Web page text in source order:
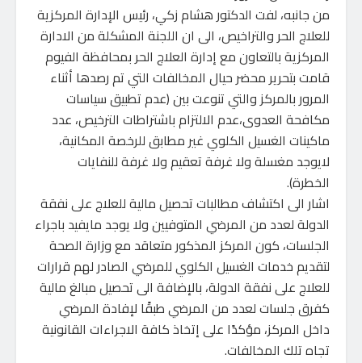
من جانبه، لفت الدكتور هشام زكي، رئيس الإدارة المركزية
للعلاج الحر والتراخيص، الى ان اللجنة المشكلة من الادارة
المركزية بالتعاون مع إدارة العلاج الحر بمحافظة الفيوم
قامت بتحرير محضر حيال المخالفات التي تم رصدها أثناء
المرور بالمركز والتي تنوعت بين (عدم تطبيق سياسات
مكافحة العدوى،عدم الالتزام باشتراطات الترخيص، عدد
ماكينات الغسيل الكلوي غير مطابق للرخصة المكانية،
لايوجد مغسلة ولا غرفة تعقيم ولا غرفة للنفايات
الخطرة).
اشار الى اكتشاف مطالبات تحصيل مالية للعلاج على نفقة
الدولة لعدد من المرضي المتوفيين ولا يوجد مايفيد باجراء
الجلسات، كون المركز المذكور متعاقد مع وزارة الصحة
لتقديم خدمات الغسيل الكلوي للمرضي الصادر لهم قرارات
للعلاج على نفقة الدولة، بالإضافة الى تحصيل مبالغ مالية
كفرق جلسات لعدد من المرضي طبقًا لإفادة المرضي
داخل المركز، مؤكدًا على إتخاذ كافة الاجراءات القانونية
تجاه تلك المخالفات.